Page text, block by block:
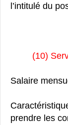
l’intitulé du
(10)
Salaire
prendre les